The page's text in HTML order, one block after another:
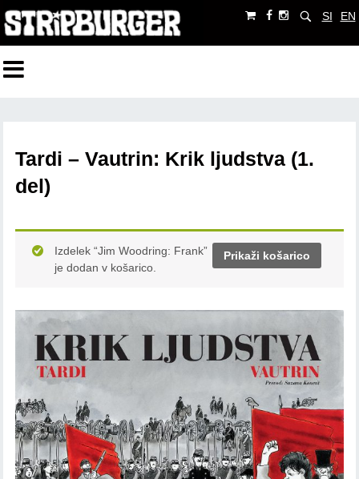
SI EN
Tardi – Vautrin: Krik ljudstva (1.
del)
Prikaži košarico
Izdelek “Jim Woodring: Frank”
je dodan v košarico.